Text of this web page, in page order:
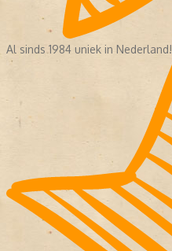
Al sinds 1984 uniek in Nederland!